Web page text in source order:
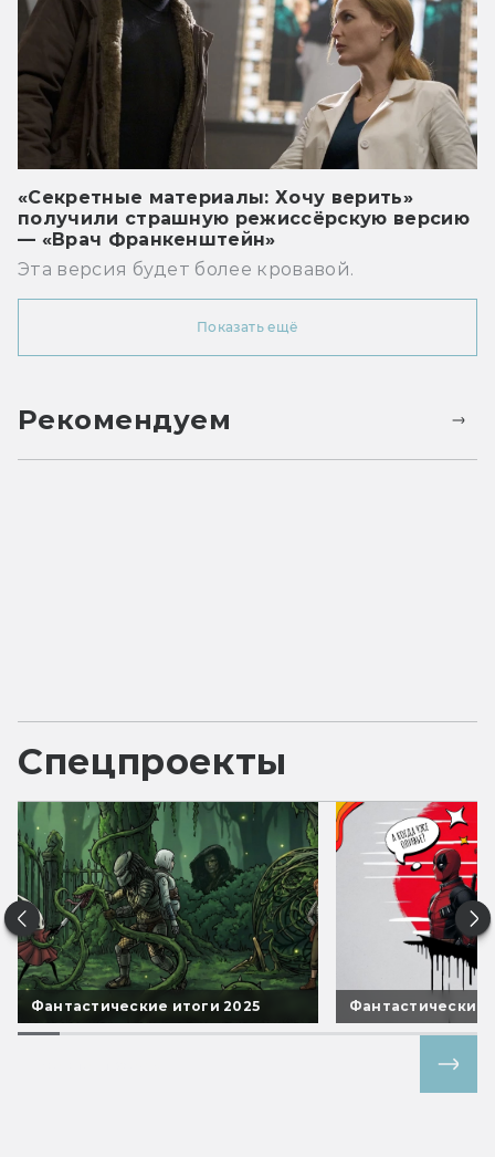
«Секретные материалы: Хочу верить»
получили страшную режиссёрскую версию
— «Врач Франкенштейн»
Эта версия будет более кровавой.
Показать ещё
Рекомендуем
Спецпроекты
Фантастические итоги 2025 Фантастические